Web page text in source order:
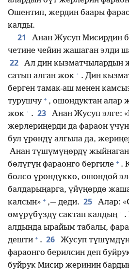
Ошентип, жердин баары
калды.
21
Анан Жусуп Мисирдин
четине чейин жашаган элди
22
Ал дин кызматчылардын
сатып алган жок + . Дин
берген тамак-аш менен
турушчу + , ошондуктан алар
жок + . 23
Анан Жусуп элге:
жерлериңерди да фараон
бул үрөндү алгыла да,
Анан түшүмүңөрдү
бөлүгүн фараонго бергиле + .
болсо үрөндүккө, ошондой
балдарыңарга, үйүңөрдө
калсын» + ,— деди. 25
Алар:
өмүрүбүздү сактап калдың + .
алдында ырайым табалы,
дешти + . 26
Жусуп
фараонго берилсин деп
буйрук Мисир жеринин